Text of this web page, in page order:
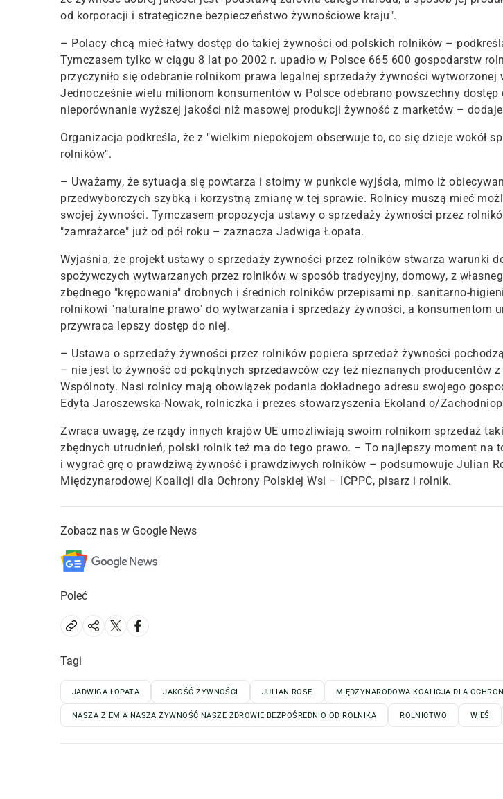
od korporacji i strategiczne bezpieczeństwo żywnościowe kraju".
– Polacy chcą mieć łatwy dostęp do takiej żywności od polskich rolników –
Tymczasem tylko w ciągu 8 lat po 2002 r. upadło w Polsce 665 600 gospodarstw
przyczyniło się odebranie rolnikom prawa legalnej sprzedaży żywności wytworzonej
Jednocześnie wielu milionom konsumentów w Polsce odebrano powszechny dostęp
nieporównanie wyższej jakości niż masowej produkcji żywność z marketów –
Organizacja podkreśla, że z "wielkim niepokojem obserwuje to, co się dzieje wokół
rolników".
– Uważamy, że sytuacja się powtarza i stoimy w punkcie wyjścia, mimo iż
przedwyborczych szybką i korzystną zmianę w tej sprawie. Rolnicy muszą mieć
swojej żywności. Tymczasem propozycja ustawy o sprzedaży żywności przez
"zamrażarce" już od pół roku – zaznacza Jadwiga Łopata.
Wyjaśnia, że projekt ustawy o sprzedaży żywności przez rolników stwarza warunki
spożywczych wytwarzanych przez rolników w sposób tradycyjny, domowy, z
zbędnego "krępowania" drobnych i średnich rolników przepisami np. sanitarno-
rolnikowi "naturalne prawo" do wytwarzania i sprzedaży żywności, a konsumentom
przywraca lepszy dostęp do niej.
– Ustawa o sprzedaży żywności przez rolników popiera sprzedaż żywności
– nie jest to żywność od pokątnych sprzedawców czy też nieznanych producentów z
Wspólnoty. Nasi rolnicy mają obowiązek podania dokładnego adresu swojego
Edyta Jaroszewska-Nowak, rolniczka i prezes stowarzyszenia Ekoland o/
Zwraca uwagę, że rządy innych krajów UE umożliwiają swoim rolnikom sprzedaż
zbędnych utrudnień, polski rolnik też ma do tego prawo. – To najlepszy moment na
i wygrać grę o prawdziwą żywność i prawdziwych rolników – podsumowuje Julian
Międzynarodowej Koalicji dla Ochrony Polskiej Wsi – ICPPC, pisarz i rolnik.
Zobacz nas w Google News
Poleć
Tagi
JADWIGA ŁOPATA JAKOŚĆ ŻYWNOŚCI JULIAN ROSE MIĘDZYNARODOWA KOALICJA DLA
NASZA ZIEMIA NASZA ŻYWNOŚĆ NASZE ZDROWIE BEZPOŚREDNIO OD ROLNIKA ROLNICTWO WIEŚ